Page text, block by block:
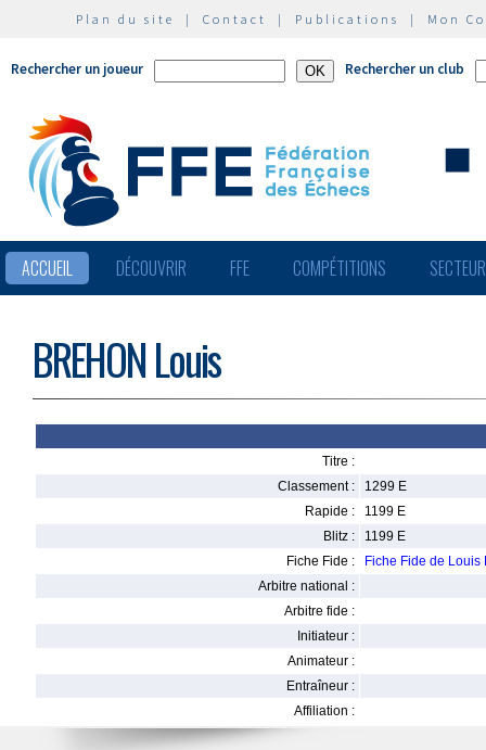
Plan du site | Contact | Publications | Mon
Rechercher un joueur Rechercher un club
ACCUEIL DÉCOUVRIR FFE COMPÉTITIONS
BREHON Louis
Titre :
Classement :
1299 E
Rapide :
1199 E
Blitz :
1199 E
Fiche Fide :
Fiche Fide de Louis
Arbitre national :
Arbitre fide :
Initiateur :
Animateur :
Entraîneur :
Affiliation :